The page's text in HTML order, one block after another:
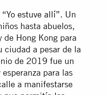
“Yo estuve allí”. Un
hasta abuelos,
de Hong Kong para
ciudad a pesar de la
de 2019 fue un
para las
a manifestarse